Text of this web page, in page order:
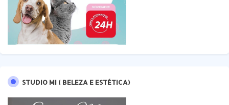
STUDIO MI ( BELEZA E ESTÉTICA)